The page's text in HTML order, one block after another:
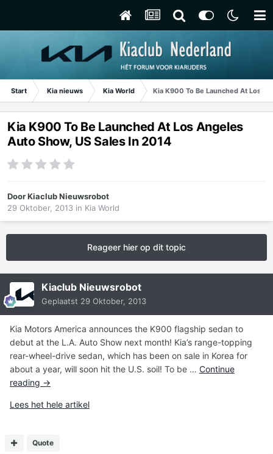
Start Kia nieuws Kia World Kia K900 To Be Launched At Los
Kia K900 To Be Launched At Los Angeles
Auto Show, US Sales In 2014
DoorKiaclub Nieuwsrobot
29 Oktober, 2013 in Kia World
Reageer hier op dit topic
Kiaclub Nieuwsrobot
Geplaatst 29 Oktober, 2013
Kia Motors America announces the K900 flagship sedan to
debut at the L.A. Auto Show next month! Kia’s range-topping
rear-wheel-drive sedan, which has been on sale in Korea for
about a year, will soon hit the U.S. soil! To be … Continue
reading →
Lees het hele artikel
Quote